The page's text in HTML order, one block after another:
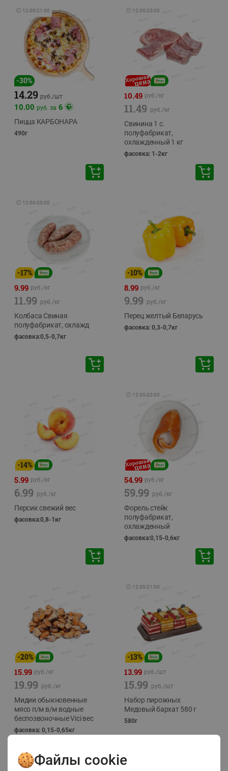
🕘 12:00-21:00
-30%
14.29 руб./шт
10.00 руб. за 6
Пицца КАРБОНАРА
490г
🕘 12:00-20:00
10.49 руб./кг
11.49 руб./кг
Свинина 1 с.
полуфабрикат,
охлажденный 1 кг
фасовка: 1-2кг
🕘 12:00-20:00
-17%
9.99 руб./кг
11.99 руб./кг
Колбаса Свиная
полуфабрикат, охлажд
фасовка:0,5-0,7кг
-10%
8.99 руб./кг
9.99 руб./кг
Перец желтый Беларусь
фасовка: 0,3-0,7кг
-14%
5.99 руб./кг
6.99 руб./кг
Персик свежий вес
фасовка:0,8-1кг
🕘 12:00-20:00
54.99 руб./кг
59.99 руб./кг
Форель стейк
полуфабрикат,
охлажденный
фасовка:0,15-0,6кг
-20%
15.99 руб./кг
19.99 руб./кг
Мидии обыкновенные
мясо п/м в/м водные
беспозвоночные Vici вес
фасовка: 0,15-0,65кг
🕘 12:00-21:00
-13%
13.99 руб./шт
15.99 руб./шт
Набор пирожных
Медовый бархат 580 г
580г
Файлы cookie